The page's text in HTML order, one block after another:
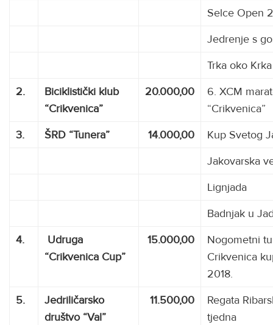
Selce Open
Jedrenje s
Trka oko Krka
2.
Biciklistički klub
“Crikvenica”
20.000,00
6. XCM
“Crikvenica”
3.
ŠRD “Tunera” 14.000,00
Kup Svetog
Jakovarska
Lignjada
Badnjak u
4.
Udruga
“Crikvenica Cup”
15.000,00
Nogometni
Crikvenica
2018.
5.
Jedriličarsko
društvo “Val”
11.500,00
Regata
tjedna